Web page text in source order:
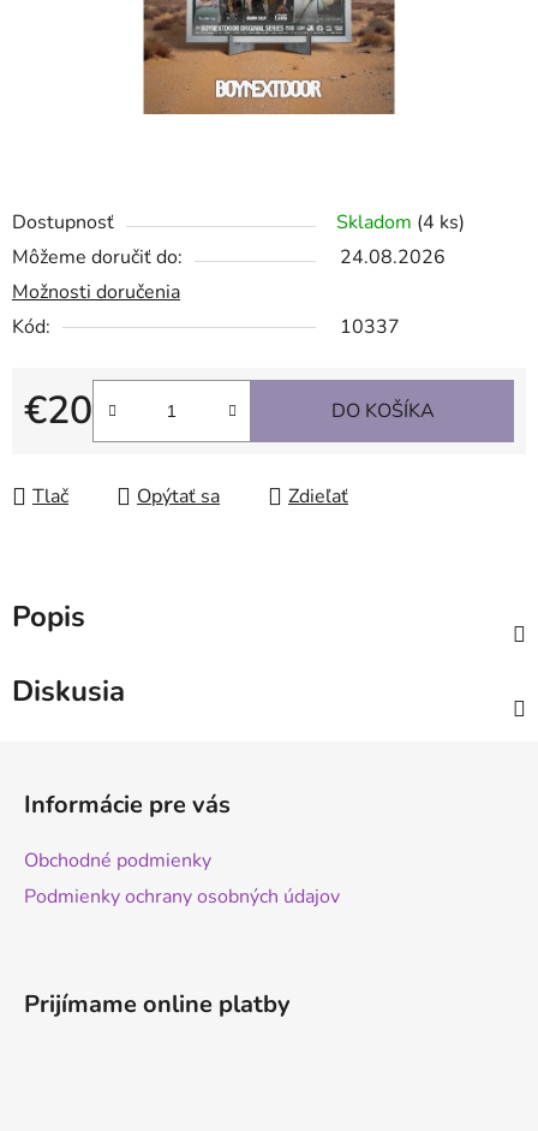
Dostupnosť Skladom (4 ks)
Môžeme doručiť do:
24.08.2026
Možnosti doručenia
Kód:
10337
€20
Jednotková cena:
DO KOŠÍKA
Tlač Opýtať sa Zdieľať
Popis
Diskusia
Informácie pre vás
Obchodné podmienky
Podmienky ochrany osobných údajov
Prijímame online platby